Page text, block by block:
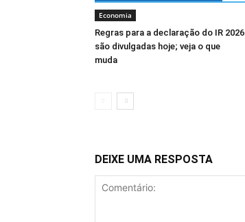
Economia
Regras para a declaração do IR 2026
são divulgadas hoje; veja o que
muda
DEIXE UMA RESPOSTA